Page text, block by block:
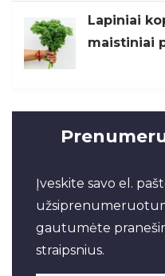
Lapiniai
maistiniai
Įveskite savo el.
gautumėte
straipsnius.